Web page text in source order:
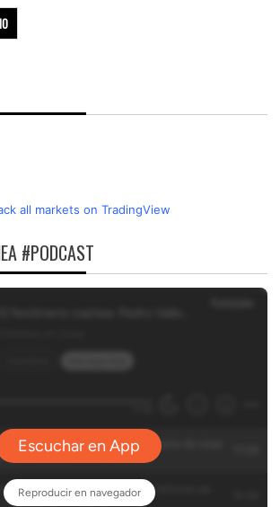
all markets on TradingView
#PODCAST